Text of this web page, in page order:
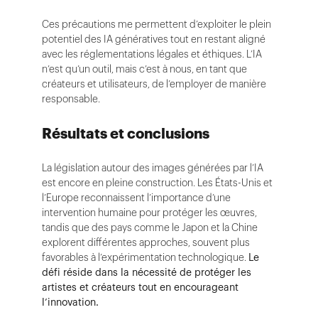
Ces précautions me permettent d’exploiter le plein
potentiel des IA génératives tout en restant aligné
avec les réglementations légales et éthiques. L’IA
n’est qu’un outil, mais c’est à nous, en tant que
créateurs et utilisateurs, de l’employer de manière
responsable.
Résultats et conclusions
La législation autour des images générées par l’IA
est encore en pleine construction. Les États-Unis et
l’Europe reconnaissent l’importance d’une
intervention humaine pour protéger les œuvres,
tandis que des pays comme le Japon et la Chine
explorent différentes approches, souvent plus
favorables à l’expérimentation technologique. Le
défi réside dans la nécessité de protéger les
artistes et créateurs tout en encourageant
l’innovation.